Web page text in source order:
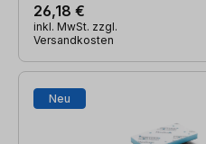
26,18 €
inkl. MwSt. zzgl.
Versandkosten
Neu